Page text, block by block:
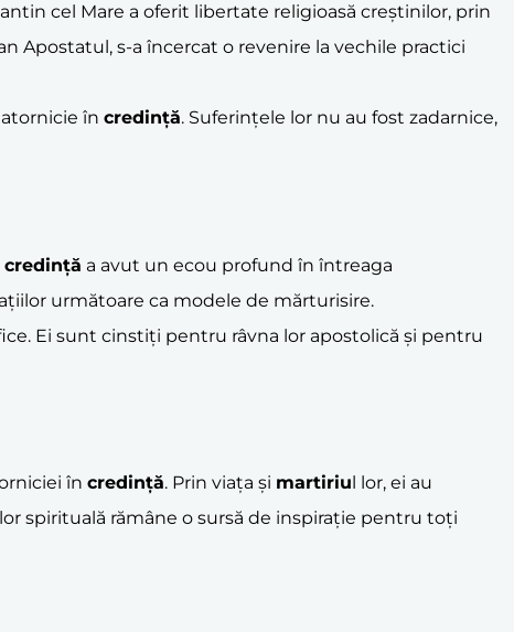
cel Mare a oferit libertate religioasă creștinilor, prin
Apostatul, s-a încercat o revenire la vechile practici
în credință. Suferințele lor nu au fost zadarnice,
credință a avut un ecou profund în întreaga
următoare ca modele de mărturisire.
Ei sunt cinstiți pentru râvna lor apostolică și pentru
în credință. Prin viața și martiriul lor, ei au
spirituală rămâne o sursă de inspirație pentru toți